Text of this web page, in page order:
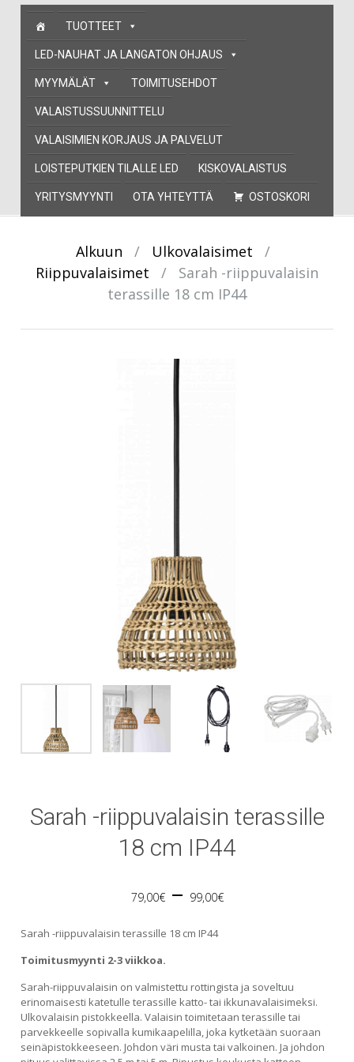
Skip
content
TUOTTEET
LED-NAUHAT JA LANGATON OHJAUS
MYYMÄLÄT TOIMITUSEHDOT
VALAISTUSSUUNNITTELU
VALAISIMIEN KORJAUS JA PALVELUT
LOISTEPUTKIEN TILALLE LED KISKOVALAISTUS
YRITYSMYYNTI OTA YHTEYTTÄ OSTOSKORI
Alkuun / Ulkovalaisimet
/
Riippuvalaisimet
/
Sarah -riippuvalaisin
terassille 18 cm IP44
Sarah -riippuvalaisin terassille
18 cm IP44
79,00€ – 99,00€Price
through
99,00€
Sarah -riippuvalaisin terassille 18 cm IP44
Toimitusmyynti 2-3 viikkoa.
Sarah-riippuvalaisin on valmistettu rottingista ja soveltuu
erinomaisesti katetulle terassille katto- tai ikkunavalaisimeksi.
Ulkovalaisin pistokkeella. Valaisin toimitetaan terassille tai
parvekkeelle sopivalla kumikaapelilla, joka kytketään suoraan
seinäpistokkeeseen. Johdon väri musta tai valkoinen. Ja johdon